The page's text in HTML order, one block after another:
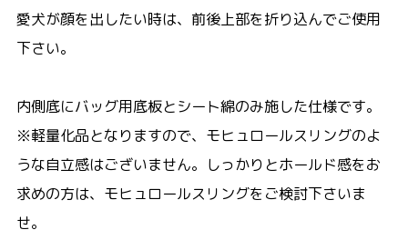
愛犬が顔を出したい時は、前後上部を折り込んでご使用
下さい。
内側底にバッグ用底板とシート綿のみ施した仕様です。
※軽量化品となりますので、モヒュロールスリングのよ
うな自立感はございません。しっかりとホールド感をお
求めの方は、モヒュロールスリングをご検討下さいま
せ。